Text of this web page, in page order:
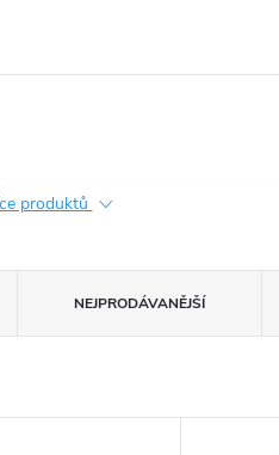
produktů
NEJPRODÁVANĚJŠÍ